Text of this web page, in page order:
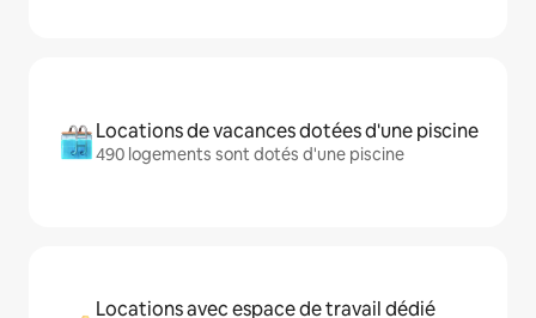
Locations de vacances dotées d'une piscine
490 logements sont dotés d'une piscine
Locations avec espace de travail dédié